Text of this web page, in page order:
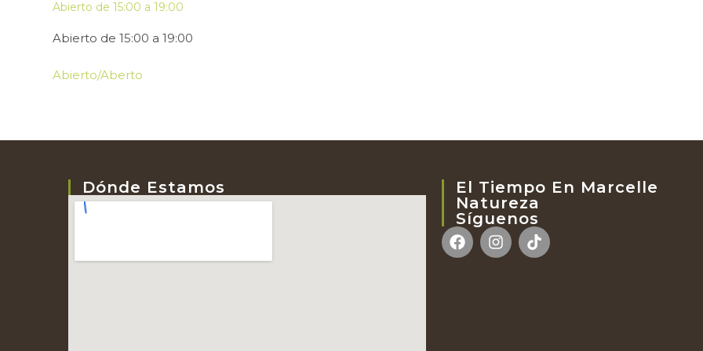
Abierto de 15:00 a 19:00
Abierto de 15:00 a 19:00
Abierto/Aberto
Dónde Estamos
El Tiempo En Marcelle
Natureza
Síguenos